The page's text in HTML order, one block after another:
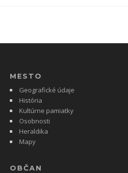
MESTO
Geografické údaje
História
Kultúrne pamiatky
Osobnosti
Heraldika
Mapy
OBČAN